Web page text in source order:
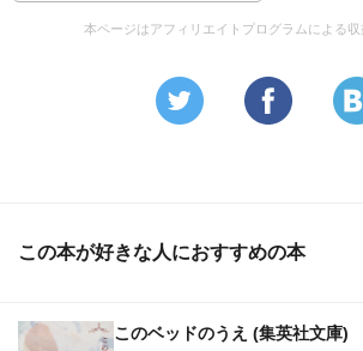
本ページはアフィリエイトプログラムによる
この本が好きな人におすすめの本
このベッドのうえ (集英社文庫)